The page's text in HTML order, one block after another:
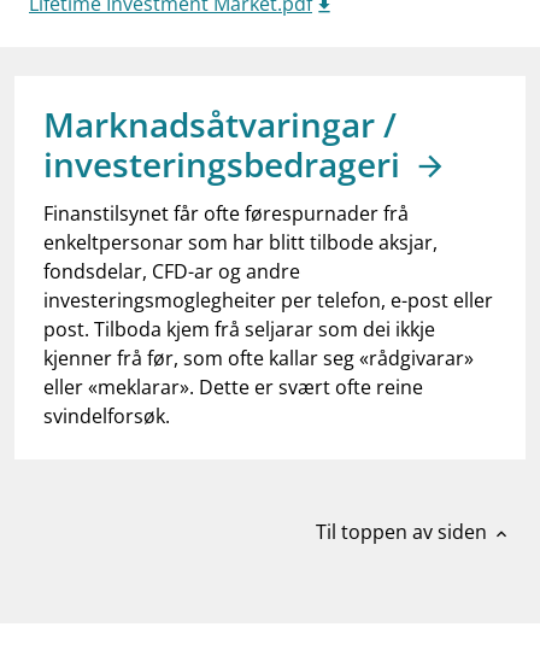
work_outlineJobb hos oss
notifications_noneAbonner på nyhetsvarsel
Marknadsåtvaringar /
investeringsbedrageri
Finanstilsynet får ofte førespurnader frå
enkeltpersonar som har blitt tilbode aksjar,
fondsdelar, CFD-ar og andre
investeringsmoglegheiter per telefon, e-post eller
post. Tilboda kjem frå seljarar som dei ikkje
kjenner frå før, som ofte kallar seg «rådgivarar»
eller «meklarar». Dette er svært ofte reine
svindelforsøk.
Til toppen av siden expand_less